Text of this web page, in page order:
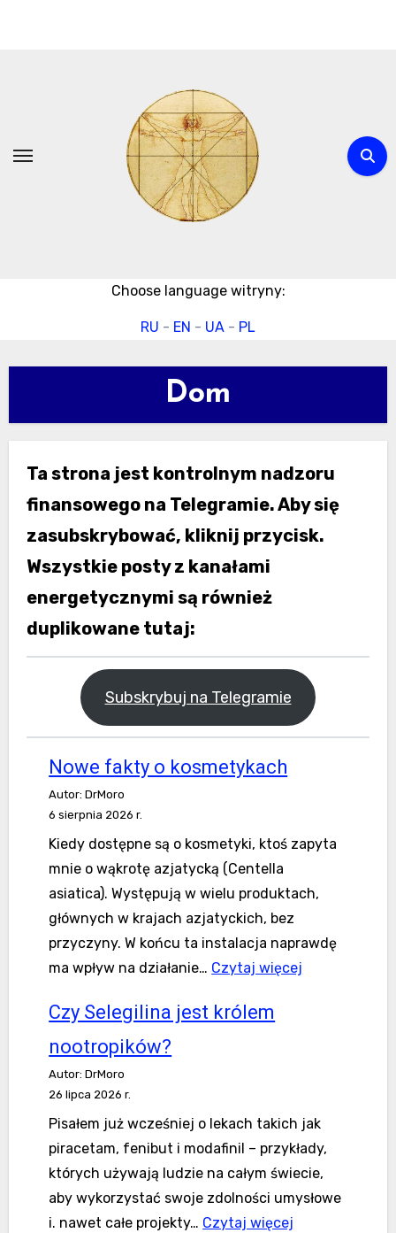
Choose language witryny:
RU - EN - UA - PL
Dom
Ta strona jest kontrolnym nadzoru
finansowego na Telegramie. Aby się
zasubskrybować, kliknij przycisk.
Wszystkie posty z kanałami
energetycznymi są również
duplikowane tutaj:
Subskrybuj na Telegramie
Nowe fakty o kosmetykach
Autor: DrMoro
6 sierpnia 2026 r.
Kiedy dostępne są o kosmetyki, ktoś zapyta
mnie o wąkrotę azjatycką (Centella
asiatica). Występują w wielu produktach,
głównych w krajach azjatyckich, bez
przyczyny. W końcu ta instalacja naprawdę
ma wpływ na działanie… Czytaj więcej
Czy Selegilina jest królem
nootropików?
Autor: DrMoro
26 lipca 2026 r.
Pisałem już wcześniej o lekach takich jak
piracetam, fenibut i modafinil – przykłady,
których używają ludzie na całym świecie,
aby wykorzystać swoje zdolności umysłowe
i. nawet całe projekty… Czytaj więcej